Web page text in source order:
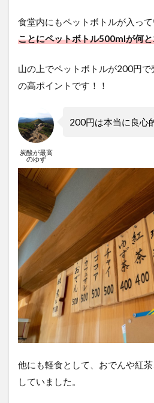
食堂内にもペットボトルが入って
ことにペットボトル500mlが何
山の上でペットボトルが200円で
の高ポイントです！！
炭酸が最高
のゆず
200円は本当に良心
他にも軽食として、おでんや紅
していました。